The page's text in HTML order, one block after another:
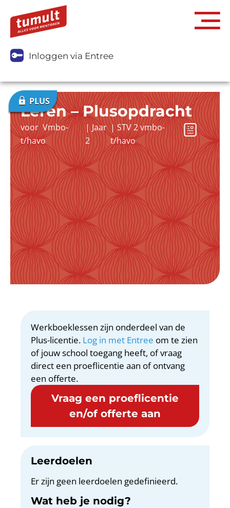
Inloggen via Entree
Leren – Plusopdracht
voorVmbo-
t/havo
|Jaar
2
|STV 2 vmbo-
t/havo
Werkboeklessen zijn onderdeel van de
Plus-licentie. Log in met Entree om te zien
of jouw school toegang heeft, of vraag
direct een proeflicentie aan of ontvang
een offerte.
Vraag een proeflicentie
en/of offerte aan
Leerdoelen
Er zijn geen leerdoelen gedefinieerd.
Wat heb je nodig?